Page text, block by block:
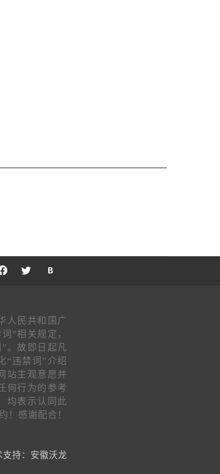
人民共和国广
”相关规定，
。故即日起凡
“违禁词”介绍
站主观意愿并
何行为的参考
均表示认同此
！感谢配合！
支持：安徽沃龙